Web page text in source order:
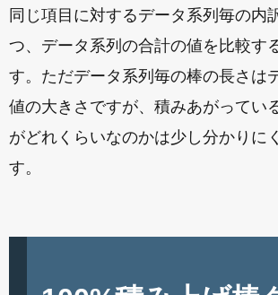
同じ項目に対するデータ系列毎の内
つ、データ系列の合計の値を比較す
す。ただデータ系列毎の棒の長さは
値の大きさですが、積みあがってい
がどれくらいなのかは少し分かりに
す。